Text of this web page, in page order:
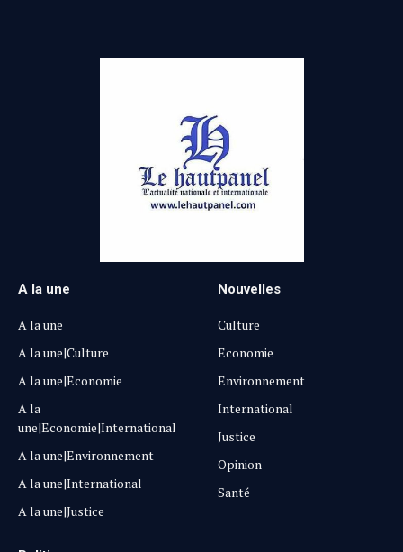
A la une
A la une
A la une|Culture
A la une|Economie
A la
une|Economie|International
A la une|Environnement
A la une|International
A la une|Justice
Nouvelles
Culture
Economie
Environnement
International
Justice
Opinion
Santé